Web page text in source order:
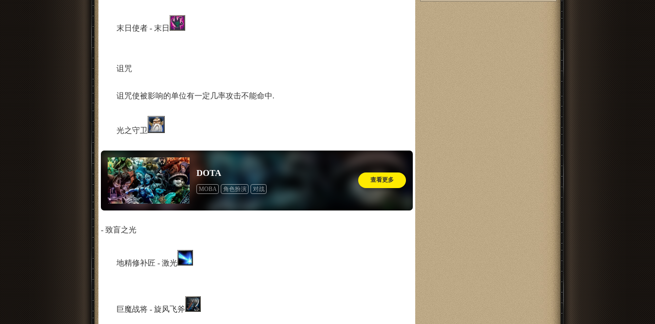
末日使者 - 末日
诅咒
诅咒使被影响的单位有一定几率攻击不能命中.
光之守卫
DOTA
MOBA 角色扮演 对战
查看更多
- 致盲之光
地精修补匠 - 激光
巨魔战将 - 旋风飞斧